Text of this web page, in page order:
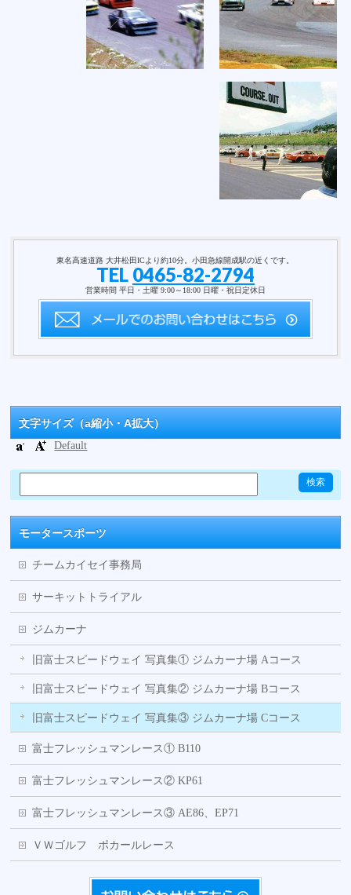
東名高速道路 大井松田ICより約10分。小田急線開成駅の近くです。
TEL 0465-82-2794
営業時間 平日・土曜 9:00～18:00 日曜・祝日定休日
文字サイズ（a縮小・A拡大）
Default
モータースポーツ
チームカイセイ事務局
サーキットトライアル
ジムカーナ
旧富士スピードウェイ 写真集① ジムカーナ場 Aコース
旧富士スピードウェイ 写真集② ジムカーナ場 Bコース
旧富士スピードウェイ 写真集③ ジムカーナ場 Cコース
富士フレッシュマンレース① B110
富士フレッシュマンレース② KP61
富士フレッシュマンレース③ AE86、EP71
ＶＷゴルフ ポカールレース